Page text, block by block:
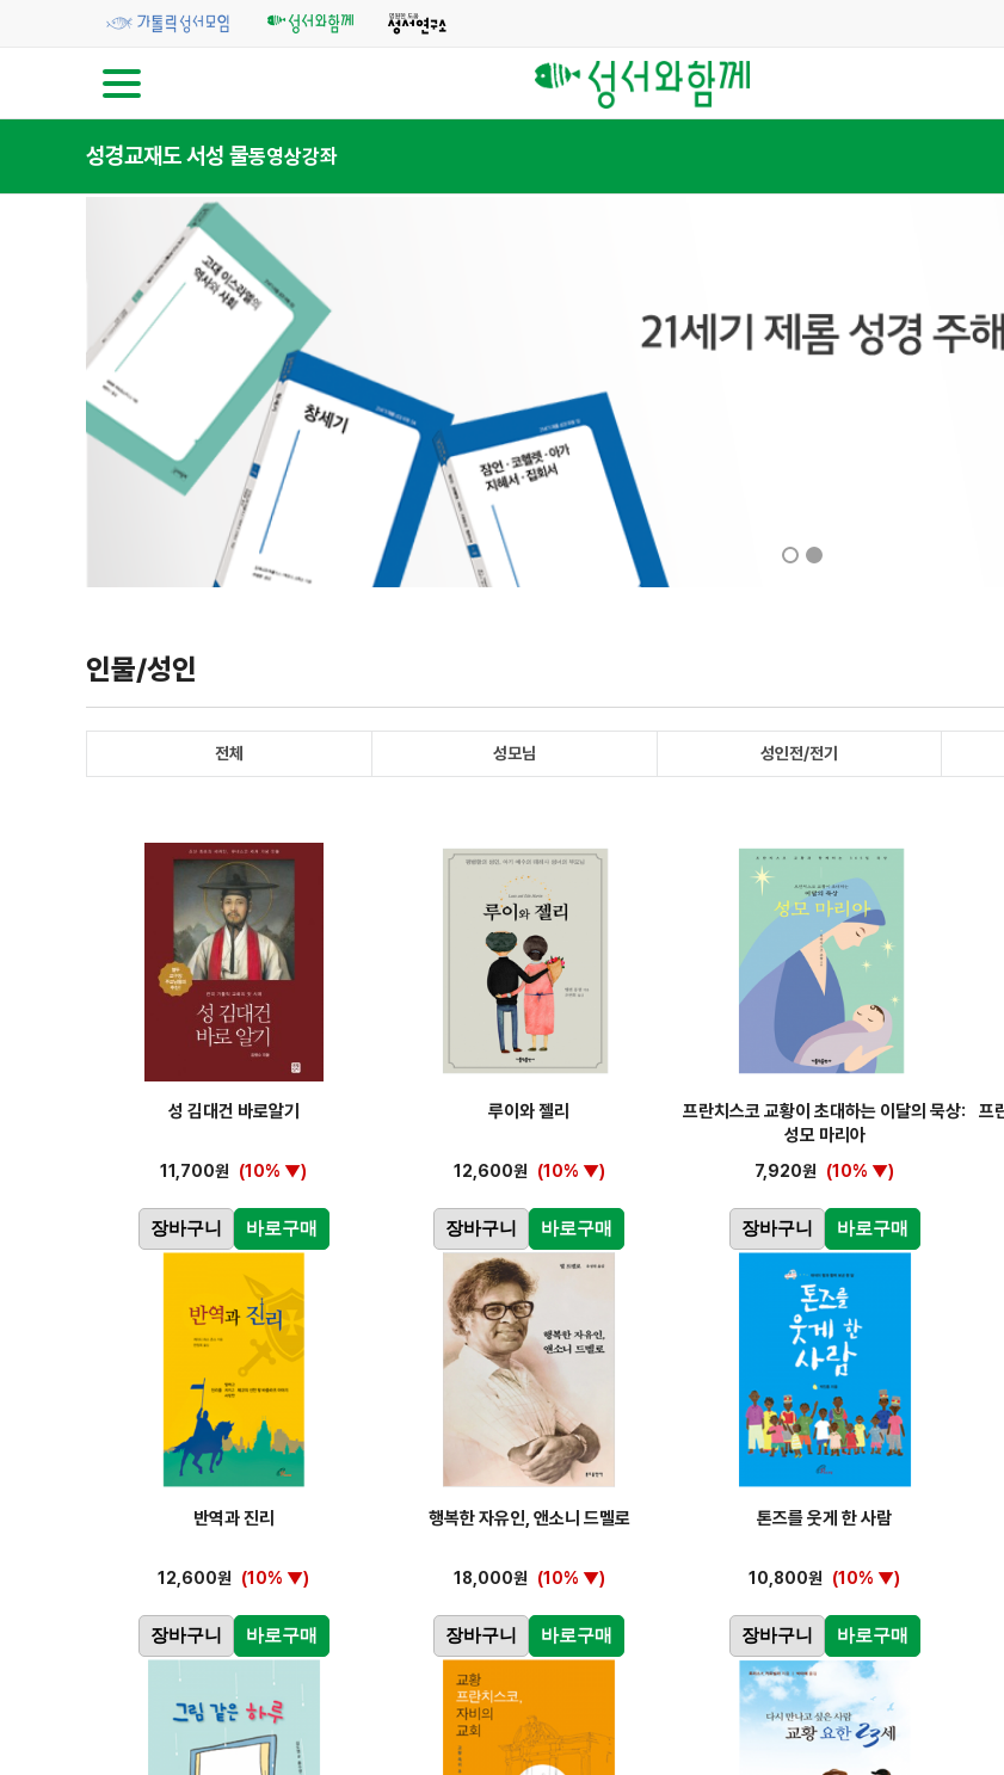
성경교재도 서성 물동영상강좌
인물/성인
전체 성모님 성인전/전기
성 김대건 바로알기
11,700원 (10% ▼)
장바구니 바로구매
루이와 젤리
12,600원 (10% ▼)
장바구니 바로구매
프란치스코 교황이 초대하는 이달의 묵상:
성모 마리아
7,920원 (10% ▼)
장바구니 바로구매
프
반역과 진리
12,600원 (10% ▼)
장바구니 바로구매
행복한 자유인, 앤소니 드멜로
18,000원 (10% ▼)
장바구니 바로구매
톤즈를 웃게 한 사람
10,800원 (10% ▼)
장바구니 바로구매